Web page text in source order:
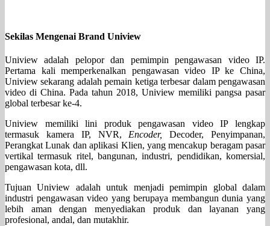
Sekilas Mengenai Brand Uniview
Uniview adalah pelopor dan pemimpin pengawasan video IP.
Pertama kali memperkenalkan pengawasan video IP ke China,
Uniview sekarang adalah pemain ketiga terbesar dalam pengawasan
video di China. Pada tahun 2018, Uniview memiliki pangsa pasar
global terbesar ke-4.
Uniview memiliki lini produk pengawasan video IP lengkap
termasuk kamera IP, NVR,Encoder, Decoder, Penyimpanan,
Perangkat Lunak dan aplikasi Klien, yang mencakup beragam pasar
vertikal termasuk ritel, bangunan, industri, pendidikan, komersial,
pengawasan kota, dll.
Tujuan Uniview adalah untuk menjadi pemimpin global dalam
industri pengawasan video yang berupaya membangun dunia yang
lebih aman dengan menyediakan produk dan layanan yang
profesional, andal, dan mutakhir.